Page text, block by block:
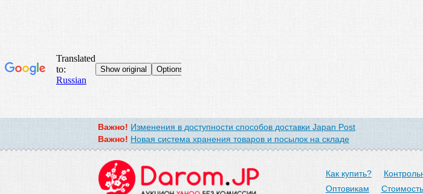
Важно! Изменения в доступности способов доставки Japan Post
Важно! Новая система хранения товаров и посылок на складе
Как купить?
Оптовикам